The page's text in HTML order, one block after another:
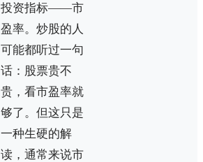
投资指标——市
盈率。炒股的人
可能都听过一句
话：股票贵不
贵，看市盈率就
够了。但这只是
一种生硬的解
读，通常来说市